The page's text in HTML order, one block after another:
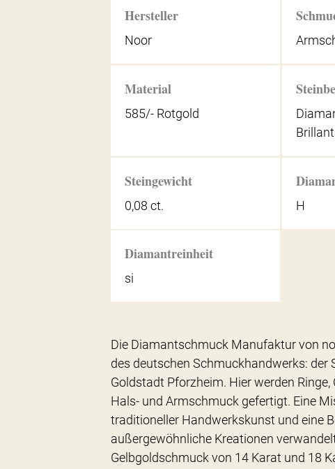
Hersteller
Noor
Material
585/- Rotgold
Steingewicht
0,08 ct. H
Diamantreinheit
si
Die Diamantschmuck Manufaktur von
des deutschen Schmuckhandwerks: der
Goldstadt Pforzheim. Hier werden Ringe,
Hals- und Armschmuck gefertigt. Eine
traditioneller Handwerkskunst und eine
außergewöhnliche Kreationen
Gelbgoldschmuck von 14 Karat und 18